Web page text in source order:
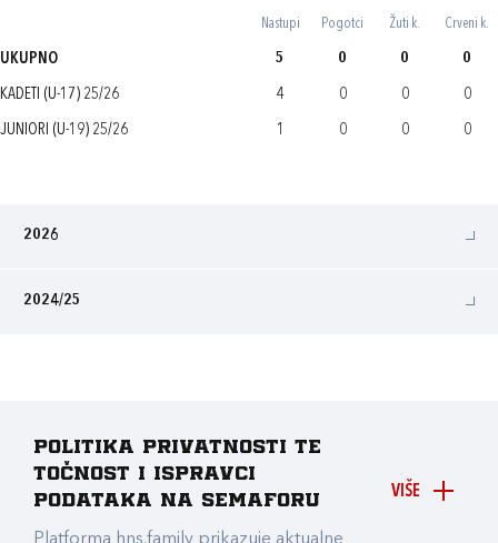
Nastupi Pogotci Žuti k. Crveni k.
UKUPNO 5 0 0 0
KADETI (U-17) 25/26 4 0 0 0
JUNIORI (U-19) 25/26 1 0 0 0
2026
2024/25
VIŠE
Politika privatnosti te
točnost i ispravci
podataka na Semaforu